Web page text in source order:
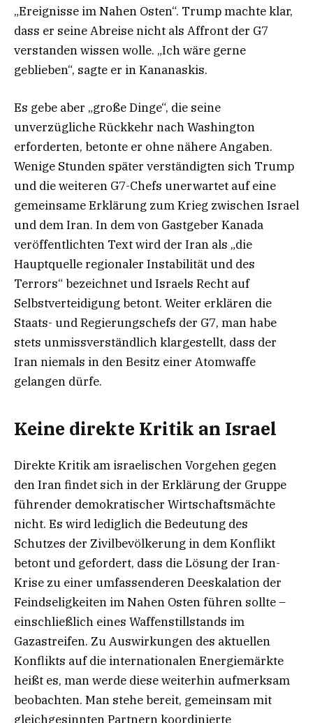
„Ereignisse im Nahen Osten“. Trump machte klar,
dass er seine Abreise nicht als Affront der G7
verstanden wissen wolle. „Ich wäre gerne
geblieben“, sagte er in Kananaskis.
Es gebe aber „große Dinge“, die seine
unverzügliche Rückkehr nach Washington
erforderten, betonte er ohne nähere Angaben.
Wenige Stunden später verständigten sich Trump
und die weiteren G7-Chefs unerwartet auf eine
gemeinsame Erklärung zum Krieg zwischen Israel
und dem Iran. In dem von Gastgeber Kanada
veröffentlichten Text wird der Iran als „die
Hauptquelle regionaler Instabilität und des
Terrors“ bezeichnet und Israels Recht auf
Selbstverteidigung betont. Weiter erklären die
Staats- und Regierungschefs der G7, man habe
stets unmissverständlich klargestellt, dass der
Iran niemals in den Besitz einer Atomwaffe
gelangen dürfe.
Keine direkte Kritik an Israel
Direkte Kritik am israelischen Vorgehen gegen
den Iran findet sich in der Erklärung der Gruppe
führender demokratischer Wirtschaftsmächte
nicht. Es wird lediglich die Bedeutung des
Schutzes der Zivilbevölkerung in dem Konflikt
betont und gefordert, dass die Lösung der Iran-
Krise zu einer umfassenderen Deeskalation der
Feindseligkeiten im Nahen Osten führen sollte –
einschließlich eines Waffenstillstands im
Gazastreifen. Zu Auswirkungen des aktuellen
Konflikts auf die internationalen Energiemärkte
heißt es, man werde diese weiterhin aufmerksam
beobachten. Man stehe bereit, gemeinsam mit
gleichgesinnten Partnern koordinierte